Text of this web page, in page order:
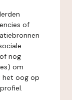
of
nog
om
het oog op